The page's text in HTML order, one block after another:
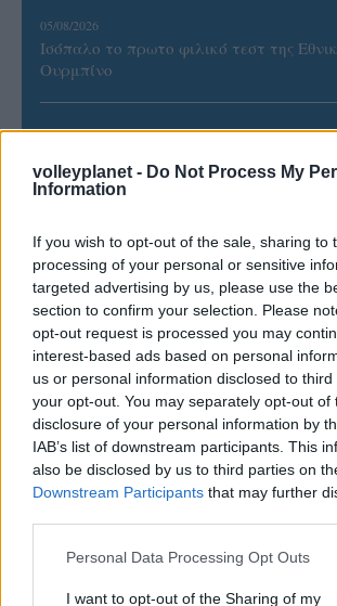
volleyplanet - Do Not Process My
Information
If you wish to opt-out of the sale, sharing to
processing of your personal or sensitive
targeted advertising by us, please use the
section to confirm your selection. Please
opt-out request is processed you may
interest-based ads based on personal
us or personal information disclosed to
your opt-out. You may separately opt-out of
disclosure of your personal information by
IAB’s list of downstream participants. This
also be disclosed by us to third parties on
Downstream Participants that may further
Please note that this website/app uses one
not limited to your visit or usage behaviour.
Personal Data Processing Opt Outs
I want to opt-out of the Sharing of my
05/08/2026
Ισόπαλο το πρωτο φιλικό τεστ της
Ουρμπίνο
05/08/2026
Πανεπιστημίου Πατρών
ΓΝΩΜΕΣ
ΠΕΝΥ
11/03/2026
Από την
στο σήμερα:
ευρωπαϊκό
ιστορία